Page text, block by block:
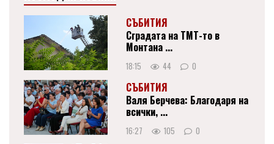
СЪБИТИЯ
Сградата на ТМТ-то в
Монтана ...
18:15 44 0
СЪБИТИЯ
Валя Берчева: Благодаря на
всички, ...
16:27 105 0